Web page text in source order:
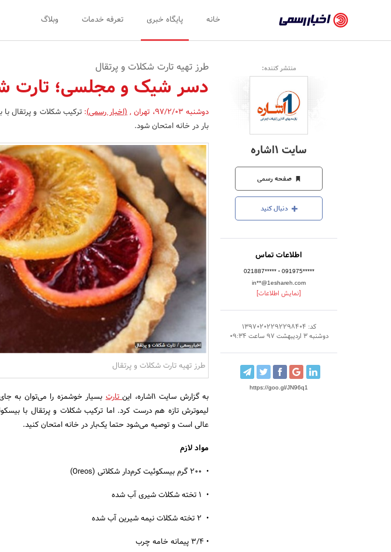
رسمی
-
اخبار
تایید
شده
شرکت‌ها،
سازمان‌ها
و
روابط
عمومی‌ها
خانه پایگاه خبری تعرفه خدمات وبلاگ
منتشر کننده:
سایت 1اشاره
صفحه رسمی
دنبال کنید
اطلاعات تماس
021887***** - 091975*****
in**@1eshareh.com
[نمایش اطلاعات]
کد: 13970202292298404
دوشنبه 3 اردیبهشت 97 ساعت 09:34
https://goo.gl/JN96q1
طرز تهیه تارت شکلات و پرتقال
دسر شیک و مجلسی؛ تارت
دوشنبه 97/2/03 ، تهران ,(اخبار رسمی): ترکیب شکلات و پرتقال
بار در خانه امتحان شود.
طرز تهیه تارت شکلات و پرتقال
به گزارش سایت 1اشاره، این تارتبسیار خوشمزه را می‌توان به جای
لیموترش تازه هم درست کرد. اما ترکیب شکلات و پرتقال با
عالی است و توصیه می‌شود حتما یک‌بار در خانه امتحان کنید.
مواد لازم
• ۲۰۰ گرم بیسکوئیت کرم‌دار شکلاتی (Oreos)
• ۱ تخته شکلات شیری آب شده
• ۲ تخته شکلات نیمه شیرین آب شده
• ۳/۴ پیمانه خامه چرب